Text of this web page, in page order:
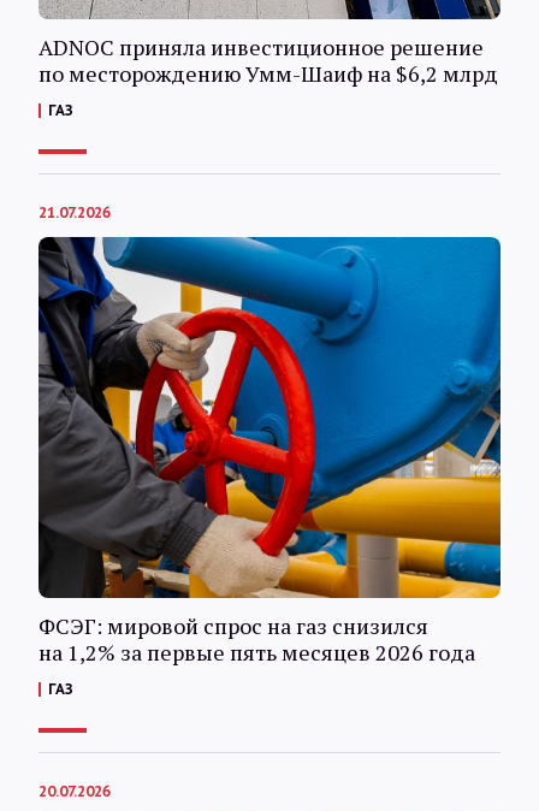
ADNOC приняла инвестиционное решение
по месторождению Умм-Шаиф на $6,2 млрд
ГАЗ
21.07.2026
ФСЭГ: мировой спрос на газ снизился
на 1,2% за первые пять месяцев 2026 года
ГАЗ
20.07.2026